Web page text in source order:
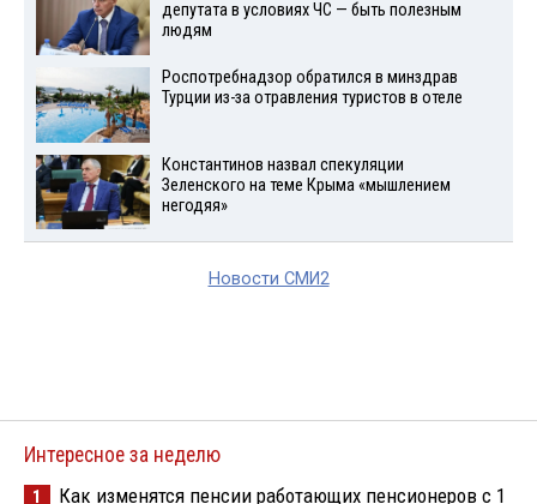
депутата в условиях ЧС — быть полезным
людям
Роспотребнадзор обратился в минздрав
Турции из-за отравления туристов в отеле
Константинов назвал спекуляции
Зеленского на теме Крыма «мышлением
негодяя»
Новости СМИ2
Интересное за неделю
1
Как изменятся пенсии работающих пенсионеров с 1